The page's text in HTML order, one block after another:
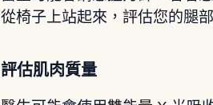
從椅子上站起來，評估您的腿
評估肌肉質量